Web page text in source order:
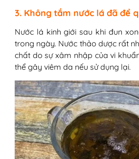
3. Không tắm nước lá đã để
Nước lá kinh giới sau khi đun
trong ngày. Nước thảo dược rất
chất do sự xâm nhập của vi
thể gây viêm da nếu sử dụng lại.